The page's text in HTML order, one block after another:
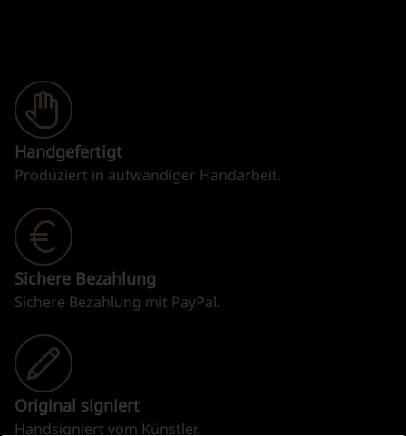
Handgefertigt
Produziert in aufwändiger Handarbeit.
Sichere Bezahlung
Sichere Bezahlung mit PayPal.
Original signiert
Handsigniert vom Künstler.